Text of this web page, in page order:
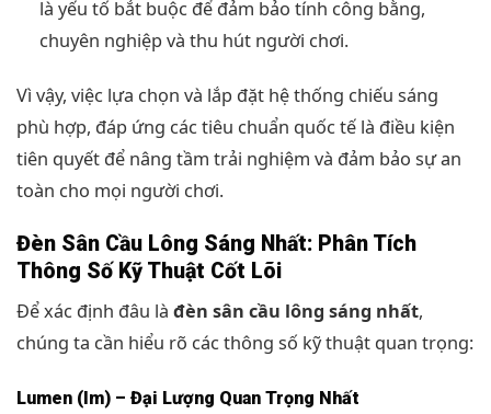
là yếu tố bắt buộc để đảm bảo tính công bằng,
chuyên nghiệp và thu hút người chơi.
Vì vậy, việc lựa chọn và lắp đặt hệ thống chiếu sáng
phù hợp, đáp ứng các tiêu chuẩn quốc tế là điều kiện
tiên quyết để nâng tầm trải nghiệm và đảm bảo sự an
toàn cho mọi người chơi.
Đèn Sân Cầu Lông Sáng Nhất: Phân Tích
Thông Số Kỹ Thuật Cốt Lõi
Để xác định đâu là đèn sân cầu lông sáng nhất,
chúng ta cần hiểu rõ các thông số kỹ thuật quan trọng:
Lumen (lm) – Đại Lượng Quan Trọng Nhất